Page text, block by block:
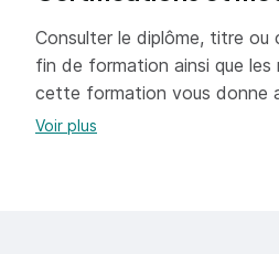
du DELF se fera en fin
L'orientation des personnes
préparatoires aux diplômes et
DELF seront décidées à la
Consulter le diplôme, titre
fin de formation ainsi que les
cette formation vous donne
Voir plus